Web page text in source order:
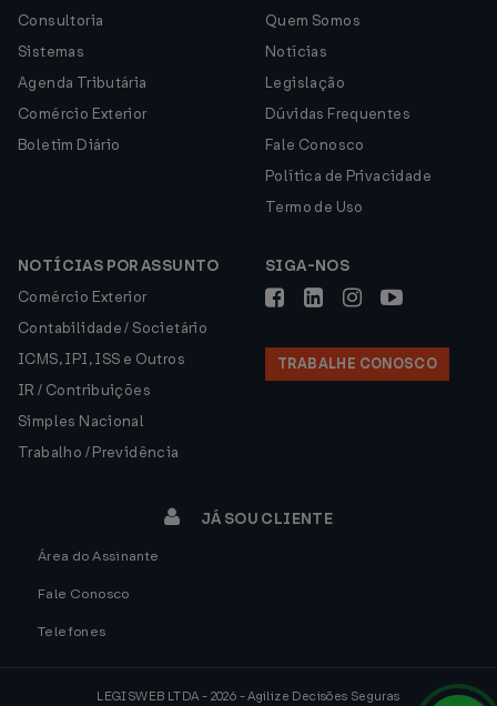
Consultoria
Sistemas
Agenda Tributária
Comércio Exterior
Boletim Diário
Quem Somos
Notícias
Legislação
Dúvidas Frequentes
Fale Conosco
Política de Privacidade
Termo de Uso
NOTÍCIAS POR ASSUNTO
Comércio Exterior
Contabilidade / Societário
ICMS, IPI, ISS e Outros
IR / Contribuições
Simples Nacional
Trabalho / Previdência
SIGA-NOS
TRABALHE CONOSCO
JÁ SOU CLIENTE
Área do Assinante
Fale Conosco
Telefones
LEGISWEB LTDA - 2026 - Agilize Decisões Seguras